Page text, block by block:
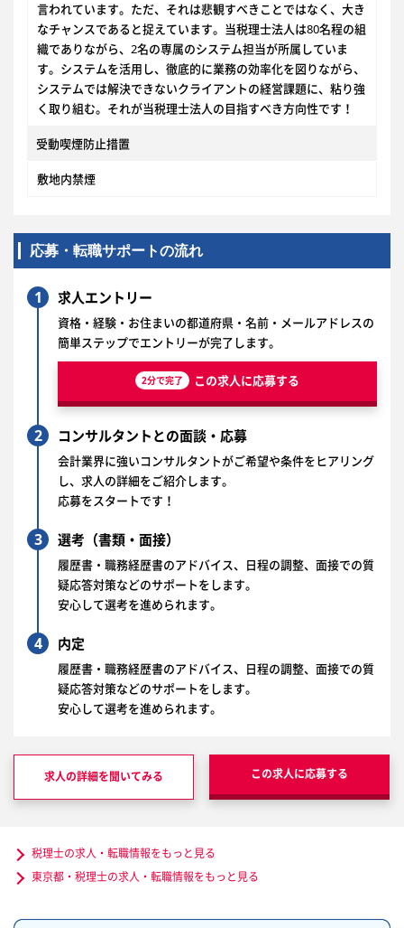
言われています。ただ、それは悲観すべきことではなく、大き
なチャンスであると捉えています。当税理士法人は80名程の組
織でありながら、2名の専属のシステム担当が所属していま
す。システムを活用し、徹底的に業務の効率化を図りながら、
システムでは解決できないクライアントの経営課題に、粘り強
く取り組む。それが当税理士法人の目指すべき方向性です！
受動喫煙防止措置
敷地内禁煙
応募・転職サポートの流れ
1 求人エントリー
資格・経験・お住まいの都道府県・名前・メールアドレスの
簡単ステップでエントリーが完了します。
2分で完了 この求人に応募する
2 コンサルタントとの面談・応募
会計業界に強いコンサルタントがご希望や条件をヒアリング
し、求人の詳細をご紹介します。
応募をスタートです！
3 選考（書類・面接）
履歴書・職務経歴書のアドバイス、日程の調整、面接での質
疑応答対策などのサポートをします。
安心して選考を進められます。
4 内定
履歴書・職務経歴書のアドバイス、日程の調整、面接での質
疑応答対策などのサポートをします。
安心して選考を進められます。
求人の詳細を聞いてみる この求人に応募する
税理士の求人・転職情報をもっと見る
東京都・税理士の求人・転職情報をもっと見る